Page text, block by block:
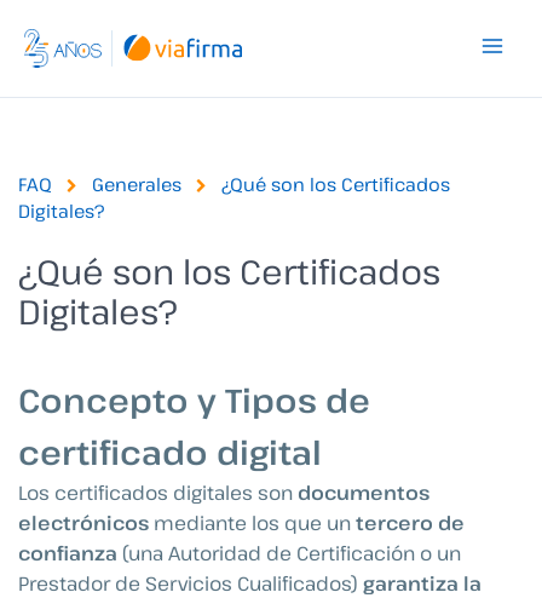
contenido
FAQ Generales
¿Qué son los Certificados
Digitales?
¿Qué son los Certificados
Digitales?
Concepto y Tipos de
certificado digital
Los certificados digitales son documentos
electrónicos mediante los que untercero de
confianza (una Autoridad de Certificación o un
Prestador de Servicios Cualificados) garantiza la